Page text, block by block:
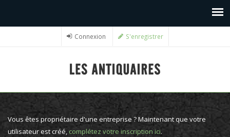
Connexion S'enregistrer
Vous êtes propriétaire d'une entreprise ? Maintenant que votre
utilisateur est créé, complétez votre inscription ici.